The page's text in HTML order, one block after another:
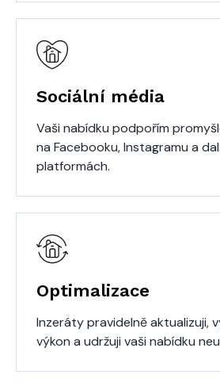
Sociální média
Vaši nabídku podpořím
na Facebooku, Instagramu a
platformách.
Optimalizace
Inzeráty pravidelně aktualizuji,
výkon a udržuji vaši nabídku